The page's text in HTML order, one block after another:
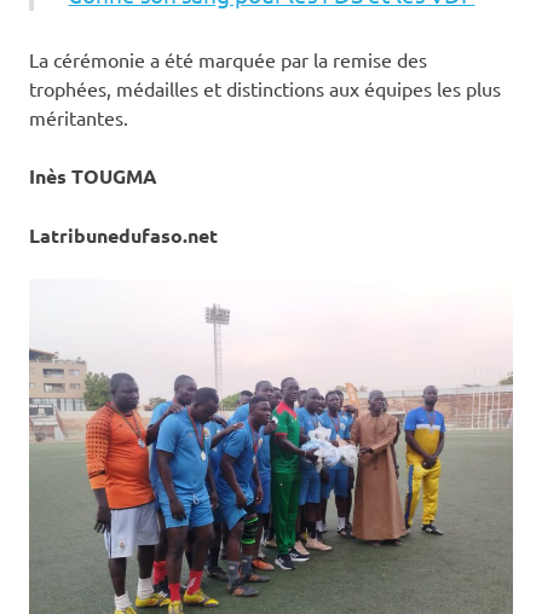
La cérémonie a été marquée par la remise des
trophées, médailles et distinctions aux équipes les plus
méritantes.
Inès TOUGMA
Latribunedufaso.net